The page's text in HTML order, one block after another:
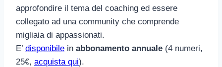
approfondire il tema del coaching ed essere
collegato ad una community che comprende
migliaia di appassionati.
E’ disponibile in abbonamento annuale (4 numeri,
25€, acquista qui).